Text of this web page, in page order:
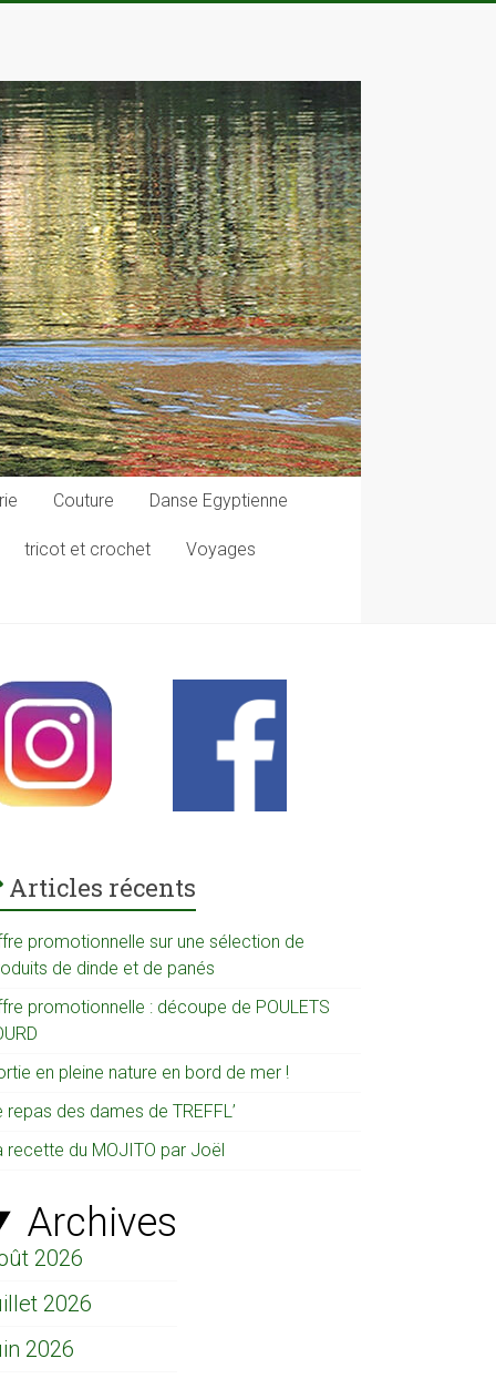
Couture Danse Egyptienne
tricot et crochet Voyages
Articles récents
promotionnelle sur une sélection de
de dinde et de panés
promotionnelle : découpe de POULETS
en pleine nature en bord de mer !
repas des dames de TREFFL’
recette du MOJITO par Joël
Archives
2026
2026
2026